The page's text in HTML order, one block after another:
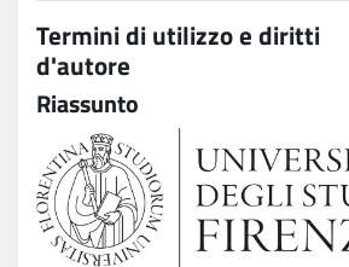
Termini di utilizzo e diritti
d'autore
Riassunto